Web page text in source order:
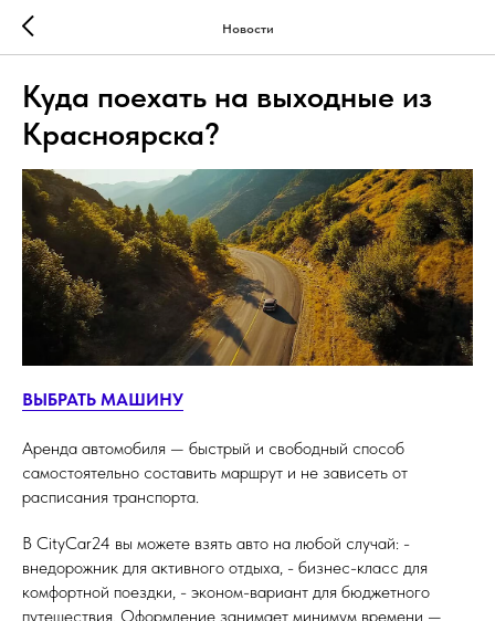
Новости
Куда поехать на выходные из
Красноярска?
ВЫБРАТЬ МАШИНУ
Аренда автомобиля — быстрый и свободный способ
самостоятельно составить маршрут и не зависеть от
расписания транспорта.
В CityCar24 вы можете взять авто на любой случай: -
внедорожник для активного отдыха, - бизнес-класс для
комфортной поездки, - эконом-вариант для бюджетного
путешествия. Оформление занимает минимум времени —